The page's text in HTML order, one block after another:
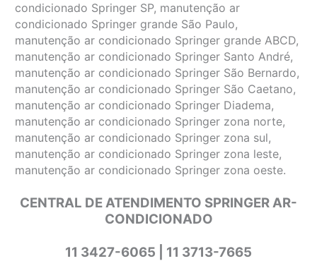
condicionado Springer SP, manutenção ar
condicionado Springer grande São Paulo,
manutenção ar condicionado Springer grande ABCD,
manutenção ar condicionado Springer Santo André,
manutenção ar condicionado Springer São Bernardo,
manutenção ar condicionado Springer São Caetano,
manutenção ar condicionado Springer Diadema,
manutenção ar condicionado Springer zona norte,
manutenção ar condicionado Springer zona sul,
manutenção ar condicionado Springer zona leste,
manutenção ar condicionado Springer zona oeste.
CENTRAL DE ATENDIMENTO SPRINGER AR-
CONDICIONADO
11 3427-6065 | 11 3713-7665